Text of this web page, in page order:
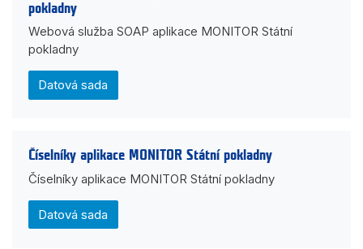
pokladny
Webová služba SOAP aplikace MONITOR Státní
pokladny
Datová sada
Číselníky aplikace MONITOR Státní pokladny
Číselníky aplikace MONITOR Státní pokladny
Datová sada